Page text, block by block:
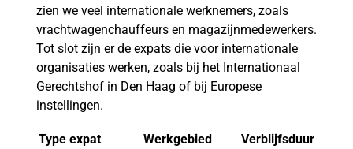
zien we veel internationale werknemers, zoals
vrachtwagenchauffeurs en magazijnmedewerkers.
Tot slot zijn er de expats die voor internationale
organisaties werken, zoals bij het Internationaal
Gerechtshof in Den Haag of bij Europese
instellingen.
Type expat Werkgebied Verblijfsduur